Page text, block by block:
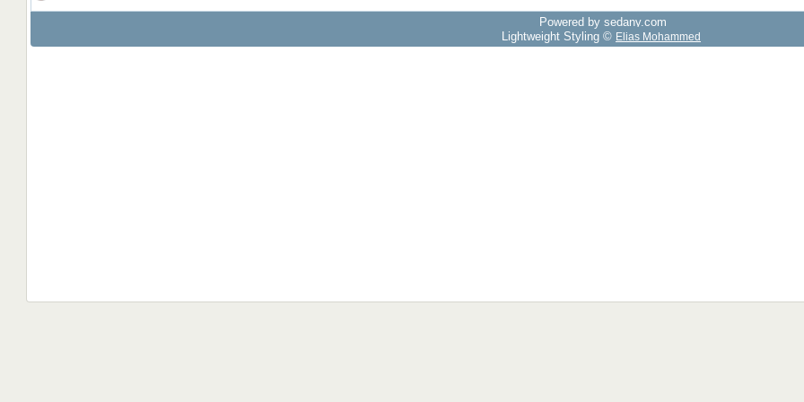
Powered by sedany.com
Lightweight Styling © Elias Mohammed